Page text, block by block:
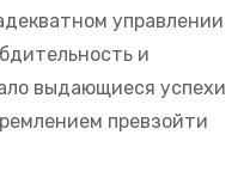
управлении
и
выдающиеся успехи
превзойти